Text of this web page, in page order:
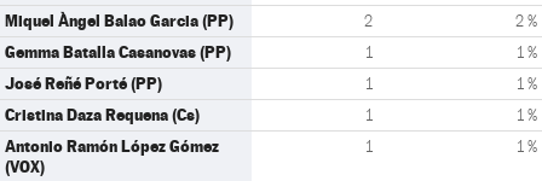
Miquel Àngel Balao Garcia (PP) 2 2 %
Gemma Batalla Casanovas (PP) 1 1 %
José Reñé Porté (PP) 1 1 %
Cristina Daza Requena (Cs) 1 1 %
Antonio Ramón López Gómez
(VOX)
1 1 %